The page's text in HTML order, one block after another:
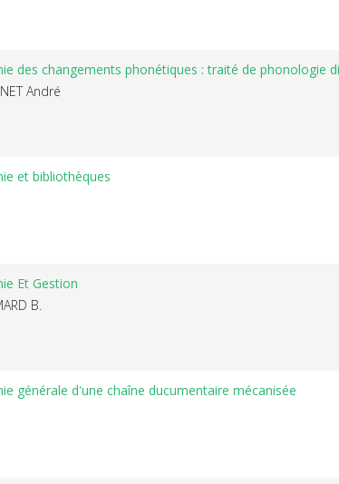
des changements phonétiques : traité de phonologie
André
et bibliothèques
Et Gestion
B.
générale d'une chaîne ducumentaire mécanisée